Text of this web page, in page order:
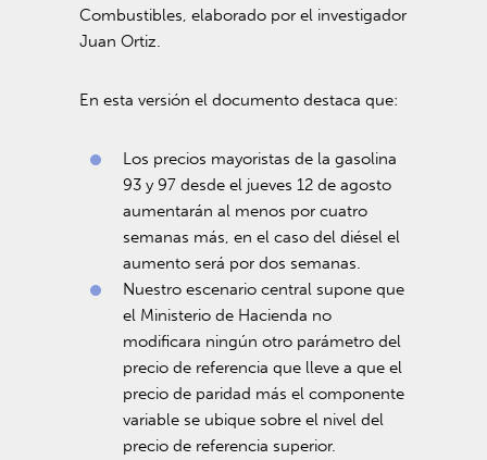
Combustibles, elaborado por el investigador
Juan Ortiz.
En esta versión el documento destaca que:
Los precios mayoristas de la gasolina
93 y 97 desde el jueves 12 de agosto
aumentarán al menos por cuatro
semanas más, en el caso del diésel el
aumento será por dos semanas.
Nuestro escenario central supone que
el Ministerio de Hacienda no
modificara ningún otro parámetro del
precio de referencia que lleve a que el
precio de paridad más el componente
variable se ubique sobre el nivel del
precio de referencia superior.